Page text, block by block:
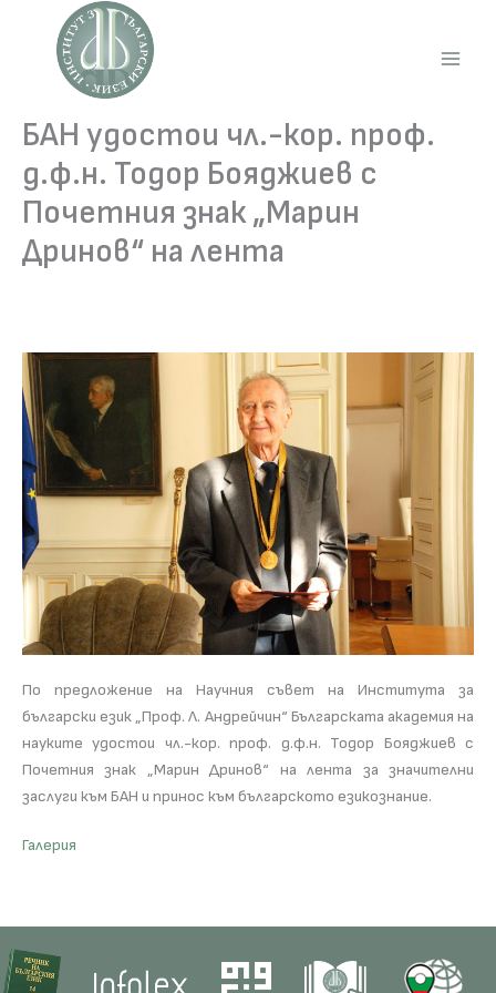
content
БАН удостои чл.-кор. проф.
д.ф.н. Тодор Бояджиев с
Почетния знак „Марин
Дринов“ на лента
По предложение на Научния съвет на Института за
български език „Проф. Л. Андрейчин“ Българската академия на
науките удостои чл.-кор. проф. д.ф.н. Тодор Бояджиев с
Почетния знак „Марин Дринов“ на лента за значителни
заслуги към БАН и принос към българското езикознание.
Галерия